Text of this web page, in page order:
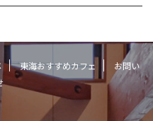
東海おすすめカフェ
お問い